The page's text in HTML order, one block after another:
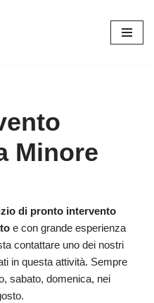
Minore
di pronto intervento
e con grande esperienza
contattare uno dei nostri
in questa attività. Sempre
sabato, domenica, nei